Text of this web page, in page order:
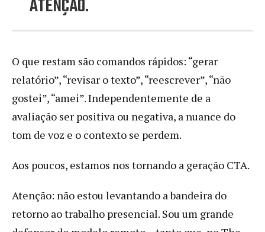
ATENÇÃO.
O que restam são comandos rápidos: “gerar
relatório”, “revisar o texto”, “reescrever”, “não
gostei”, “amei”. Independentemente de a
avaliação ser positiva ou negativa, a nuance do
tom de voz e o contexto se perdem.
Aos poucos, estamos nos tornando a geração CTA.
Atenção: não estou levantando a bandeira do
retorno ao trabalho presencial. Sou um grande